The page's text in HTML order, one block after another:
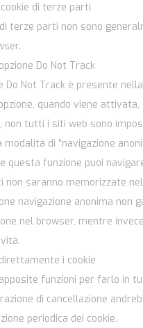
di terze parti
terze parti non sono
Do Not Track
Do Not Track è presente
quando viene
non tutti i siti web sono
di “navigazione
questa funzione puoi
non saranno memorizzate
navigazione anonima non
nel browser, mentre
i cookie
funzioni per farlo in
di cancellazione
periodica dei cookie.